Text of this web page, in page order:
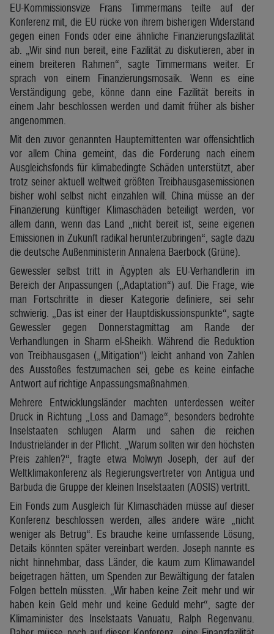
EU-Kommissionsvize Frans Timmermans teilte auf der
Konferenz mit, die EU rücke von ihrem bisherigen Widerstand
gegen einen Fonds oder eine ähnliche Finanzierungsfazilität
ab. „Wir sind nun bereit, eine Fazilität zu diskutieren, aber in
einem breiteren Rahmen“, sagte Timmermans weiter. Er
sprach von einem Finanzierungsmosaik. Wenn es eine
Verständigung gebe, könne dann eine Fazilität bereits in
einem Jahr beschlossen werden und damit früher als bisher
angenommen.
Mit den zuvor genannten Hauptemittenten war offensichtlich
vor allem China gemeint, das die Forderung nach einem
Ausgleichsfonds für klimabedingte Schäden unterstützt, aber
trotz seiner aktuell weltweit größten Treibhausgasemissionen
bisher wohl selbst nicht einzahlen will. China müsse an der
Finanzierung künftiger Klimaschäden beteiligt werden, vor
allem dann, wenn das Land „nicht bereit ist, seine eigenen
Emissionen in Zukunft radikal herunterzubringen“, sagte dazu
die deutsche Außenministerin Annalena Baerbock (Grüne).
Gewessler selbst tritt in Ägypten als EU-Verhandlerin im
Bereich der Anpassungen („Adaptation“) auf. Die Frage, wie
man Fortschritte in dieser Kategorie definiere, sei sehr
schwierig. „Das ist einer der Hauptdiskussionspunkte“, sagte
Gewessler gegen Donnerstagmittag am Rande der
Verhandlungen in Sharm el-Sheikh. Während die Reduktion
von Treibhausgasen („Mitigation“) leicht anhand von Zahlen
des Ausstoßes festzumachen sei, gebe es keine einfache
Antwort auf richtige Anpassungsmaßnahmen.
Mehrere Entwicklungsländer machten unterdessen weiter
Druck in Richtung „Loss and Damage“, besonders bedrohte
Inselstaaten schlugen Alarm und sahen die reichen
Industrieländer in der Pflicht. „Warum sollten wir den höchsten
Preis zahlen?“, fragte etwa Molwyn Joseph, der auf der
Weltklimakonferenz als Regierungsvertreter von Antigua und
Barbuda die Gruppe der kleinen Inselstaaten (AOSIS) vertritt.
Ein Fonds zum Ausgleich für Klimaschäden müsse auf dieser
Konferenz beschlossen werden, alles andere wäre „nicht
weniger als Betrug“. Es brauche keine umfassende Lösung,
Details könnten später vereinbart werden. Joseph nannte es
nicht hinnehmbar, dass Länder, die kaum zum Klimawandel
beigetragen hätten, um Spenden zur Bewältigung der fatalen
Folgen betteln müssten. „Wir haben keine Zeit mehr und wir
haben kein Geld mehr und keine Geduld mehr“, sagte der
Klimaminister des Inselstaats Vanuatu, Ralph Regenvanu.